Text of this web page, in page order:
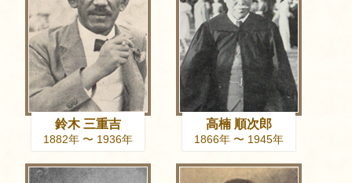
鈴木 三重吉
1882年 〜 1936年
高楠 順次郎
1866年 〜 1945年